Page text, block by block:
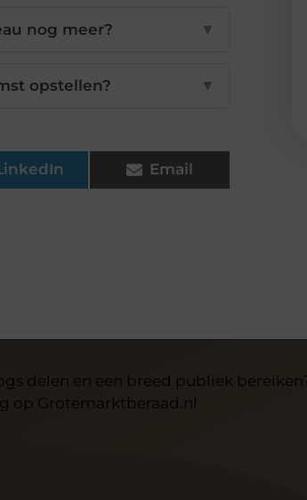
nog meer? ▼
opstellen? ▼
Email
delen en een breed publiek
op Grotemarktberaad.nl